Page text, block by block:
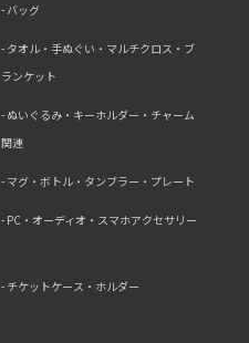
バッグ
タオル・手ぬぐい・マルチクロス・ブ
ランケット
ぬいぐるみ・キーホルダー・チャーム
関連
マグ・ボトル・タンブラー・プレート
PC・オーディオ・スマホアクセサリー
チケットケース・ホルダー